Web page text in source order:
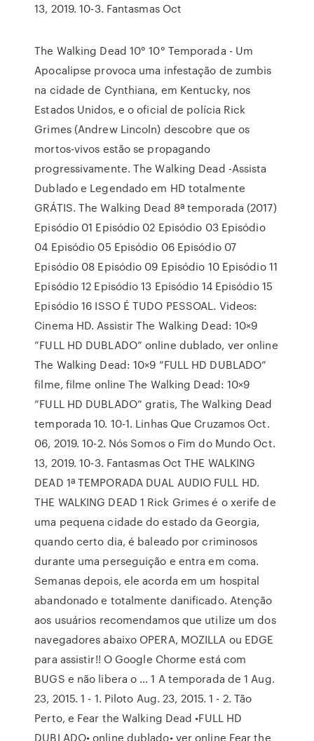
13, 2019. 10-3. Fantasmas Oct
The Walking Dead 10° 10° Temporada - Um
Apocalipse provoca uma infestação de zumbis
na cidade de Cynthiana, em Kentucky, nos
Estados Unidos, e o oficial de polícia Rick
Grimes (Andrew Lincoln) descobre que os
mortos-vivos estão se propagando
progressivamente. The Walking Dead -Assista
Dublado e Legendado em HD totalmente
GRÁTIS. The Walking Dead 8ª temporada (2017)
Episódio 01 Episódio 02 Episódio 03 Episódio
04 Episódio 05 Episódio 06 Episódio 07
Episódio 08 Episódio 09 Episódio 10 Episódio 11
Episódio 12 Episódio 13 Episódio 14 Episódio 15
Episódio 16 ISSO É TUDO PESSOAL. Videos:
Cinema HD. Assistir The Walking Dead: 10×9
”FULL HD DUBLADO” online dublado, ver online
The Walking Dead: 10×9 ”FULL HD DUBLADO”
filme, filme online The Walking Dead: 10×9
”FULL HD DUBLADO” gratis, The Walking Dead
temporada 10. 10-1. Linhas Que Cruzamos Oct.
06, 2019. 10-2. Nós Somos o Fim do Mundo Oct.
13, 2019. 10-3. Fantasmas Oct THE WALKING
DEAD 1ª TEMPORADA DUAL AUDIO FULL HD.
THE WALKING DEAD 1 Rick Grimes é o xerife de
uma pequena cidade do estado da Georgia,
quando certo dia, é baleado por criminosos
durante uma perseguição e entra em coma.
Semanas depois, ele acorda em um hospital
abandonado e totalmente danificado. Atenção
aos usuários recomendamos que utilize um dos
navegadores abaixo OPERA, MOZILLA ou EDGE
para assistir!! O Google Chorme está com
BUGS e não libera o … 1 A temporada de 1 Aug.
23, 2015. 1 - 1. Piloto Aug. 23, 2015. 1 - 2. Tão
Perto, e Fear the Walking Dead •FULL HD
DUBLADO• online dublado• ver online Fear the